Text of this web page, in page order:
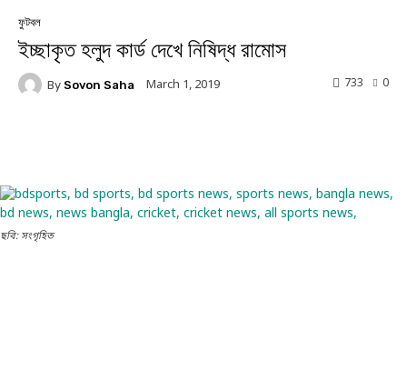
ফুটবল
ইচ্ছাকৃত হলুদ কার্ড দেখে নিষিদ্ধ রামোস
By Sovon Saha March 1, 2019 0
733
ছবি: সংগৃহিত